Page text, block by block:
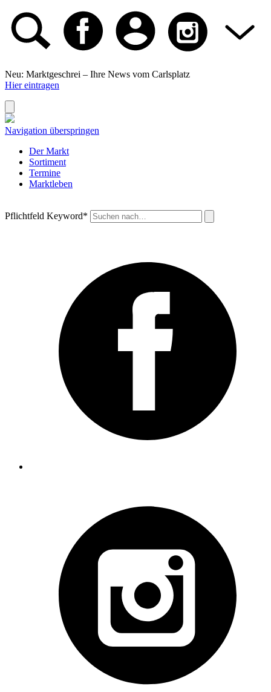
Neu: Marktgeschrei – Ihre News vom Carlsplatz
Hier eintragen
Navigation überspringen
Der Markt
Sortiment
Termine
Marktleben
Pflichtfeld Keyword*